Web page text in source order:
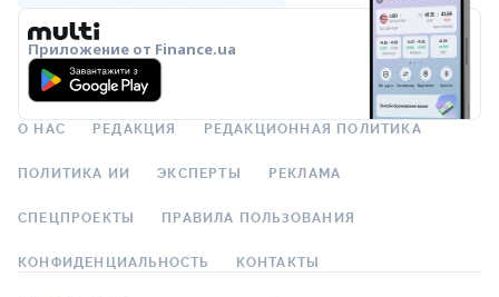
Приложение от Finance.ua
О НАС РЕДАКЦИЯ РЕДАКЦИОННАЯ ПОЛИТИКА
ПОЛИТИКА ИИ ЭКСПЕРТЫ РЕКЛАМА
СПЕЦПРОЕКТЫ ПРАВИЛА ПОЛЬЗОВАНИЯ
КОНФИДЕНЦИАЛЬНОСТЬ КОНТАКТЫ